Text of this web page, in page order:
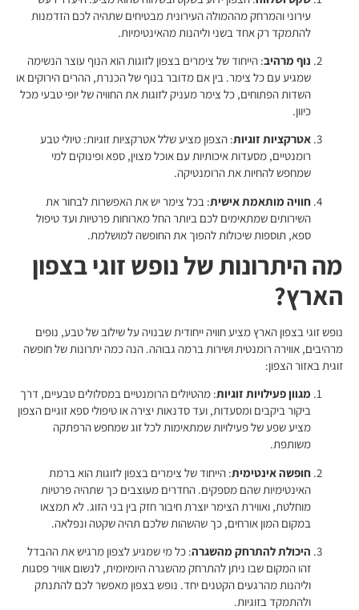
עירוני והמרחק מההמולה העירונית מבטיחים שתהיה לכם הזדמנות
להתמקד רק אחד בשני וליהנות מהאינטימיות.
נוף מרהיב: הייחוד של צימרים בצפון לזוגות הוא הנוף עוצר הנשימה
שמגיע עם כל צימר. בין אם מדובר בנוף של הכנרת, ההרים הירוקים או
השדות הפתוחים, כל צימר מעניק לזוגות את החוויה של יופי טבעי מכל
כיוון.
אטרקציות זוגיות: הצפון מציע שלל אטרקציות זוגיות: טיולי טבע
רומנטיים, מסעדות איכותיות עם אוכל מצוין, ספא ופינוקים למי
שמחפש להחיות את הרומנטיקה.
חוויה מותאמת אישית: בכל צימר יש את האפשרות לבחור את
השירותים שמתאימים לכם ביותר החל מארוחות פרטיות ועד טיפול
ספא, תוספות שיכולות להפוך את החופשה למושלמת.
מה היתרונות של נופש זוגי בצפון
הארץ?
נופש זוגי בצפון הארץ מציע חוויה ייחודית שבנויה על שילוב של טבע, נופים
מרהיבים, אווירה רומנטית ושירות ברמה גבוהה. הנה כמה יתרונות של חופשה
זוגית באזור הצפון:
מגוון פעילויות זוגיות: מהטיולים הרומנטיים במסלולים טבעיים, דרך
ביקור ביקבים ומסעדות, ועד סדנאות יצירה או טיפולי ספא זוגיים הצפון
מציע שפע של פעילויות שמתאימות לכל זוג שמחפש הרפתקה
משותפת.
חופשה אינטימית: הייחוד של צימרים בצפון לזוגות הוא ברמת
האינטימיות שהם מספקים. החדרים מעוצבים כך שתהיה פרטיות
מוחלטת, ואווירת הצימר יוצרת חיבור חזק בין בני הזוג. לא תמצאו
במקום המון אורחים, כך שהשהות שלכם תהיה שקטה ונפלאה.
היכולת להתרחק מהשגרה: כל מי שמגיע לצפון מרגיש את ההבדל
זהו המקום שבו ניתן להתרחק מהשגרה היומיומית, לנשום אוויר פסגות
וליהנות מהרגעים הקטנים יחד. נופש בצפון מאפשר לכם להתנתק
ולהתמקד בזוגיות.